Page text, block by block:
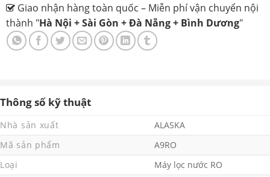
Giao nhận hàng toàn quốc – Miễn phí vận chuyển nội
thành "Hà Nội + Sài Gòn + Đà Nẵng + Bình Dương"
Thông số kỹ thuật
Nhà sản xuất
ALASKA
Mã sản phẩm
A9RO
Loại
Máy lọc nước RO